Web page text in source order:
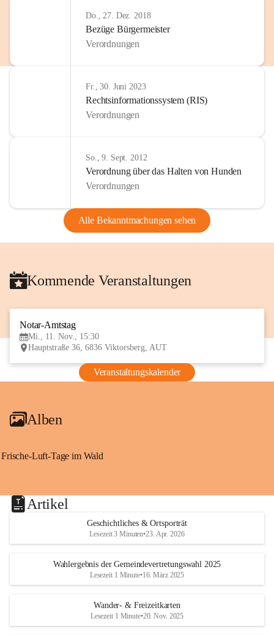
Do., 27. Dez. 2018
Bezüge Bürgermeister
Verordnungen
Fr., 30. Juni 2023
Rechtsinformationssystem (RIS)
Verordnungen
So., 9. Sept. 2012
Verordnung über das Halten von Hunden
Verordnungen
Alle Bekanntmachungen sehen
Kommende Veranstaltungen
Notar-Amtstag
Mi., 11. Nov., 15:30
Hauptstraße 36, 6836 Viktorsberg, AUT
Veranstaltungskalender
Alben
Frische-Luft-Tage im Wald
Artikel
Geschichtliches & Ortsporträt
Lesezeit 3 Minuten•23. Apr. 2026
Wahlergebnis der Gemeindevertretungswahl 2025
Lesezeit 1 Minute•16. März 2025
Wander- & Freizeitkarten
Lesezeit 1 Minute•20. Nov. 2025